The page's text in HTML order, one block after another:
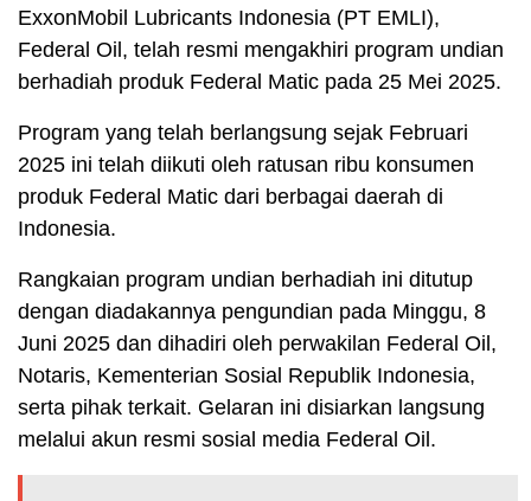
ExxonMobil Lubricants Indonesia (PT EMLI),
Federal Oil, telah resmi mengakhiri program undian
berhadiah produk Federal Matic pada 25 Mei 2025.
Program yang telah berlangsung sejak Februari
2025 ini telah diikuti oleh ratusan ribu konsumen
produk Federal Matic dari berbagai daerah di
Indonesia.
Rangkaian program undian berhadiah ini ditutup
dengan diadakannya pengundian pada Minggu, 8
Juni 2025 dan dihadiri oleh perwakilan Federal Oil,
Notaris, Kementerian Sosial Republik Indonesia,
serta pihak terkait. Gelaran ini disiarkan langsung
melalui akun resmi sosial media Federal Oil.